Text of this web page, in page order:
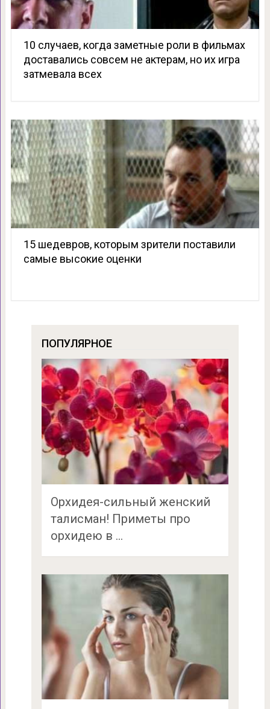
10 случаев, когда заметные роли в фильмах
доставались совсем не актерам, но их игра
затмевала всех
15 шедевров, которым зрители поставили
самые высокие оценки
ПОПУЛЯРНОЕ
Орхидея-сильный женский
талисман! Приметы про
орхидею в …